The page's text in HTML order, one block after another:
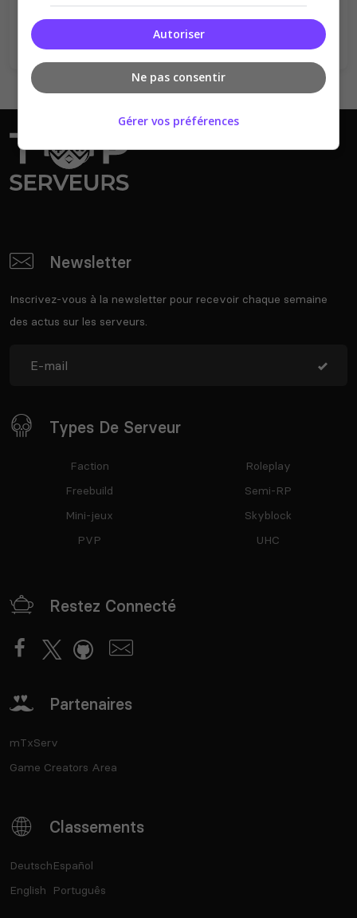
Se connecter S'inscrire
Newsletter
Inscrivez-vous à la newsletter pour recevoir chaque semaine
des actus sur les serveurs.
Types De Serveur
Faction
Freebuild
Mini-jeux
PVP
Roleplay
Semi-RP
Skyblock
UHC
Restez Connecté
Partenaires
mTxServ
Game Creators Area
Classements
Deutsch
English
Español
Português
Autoriser
Ne pas consentir
Gérer vos préférences